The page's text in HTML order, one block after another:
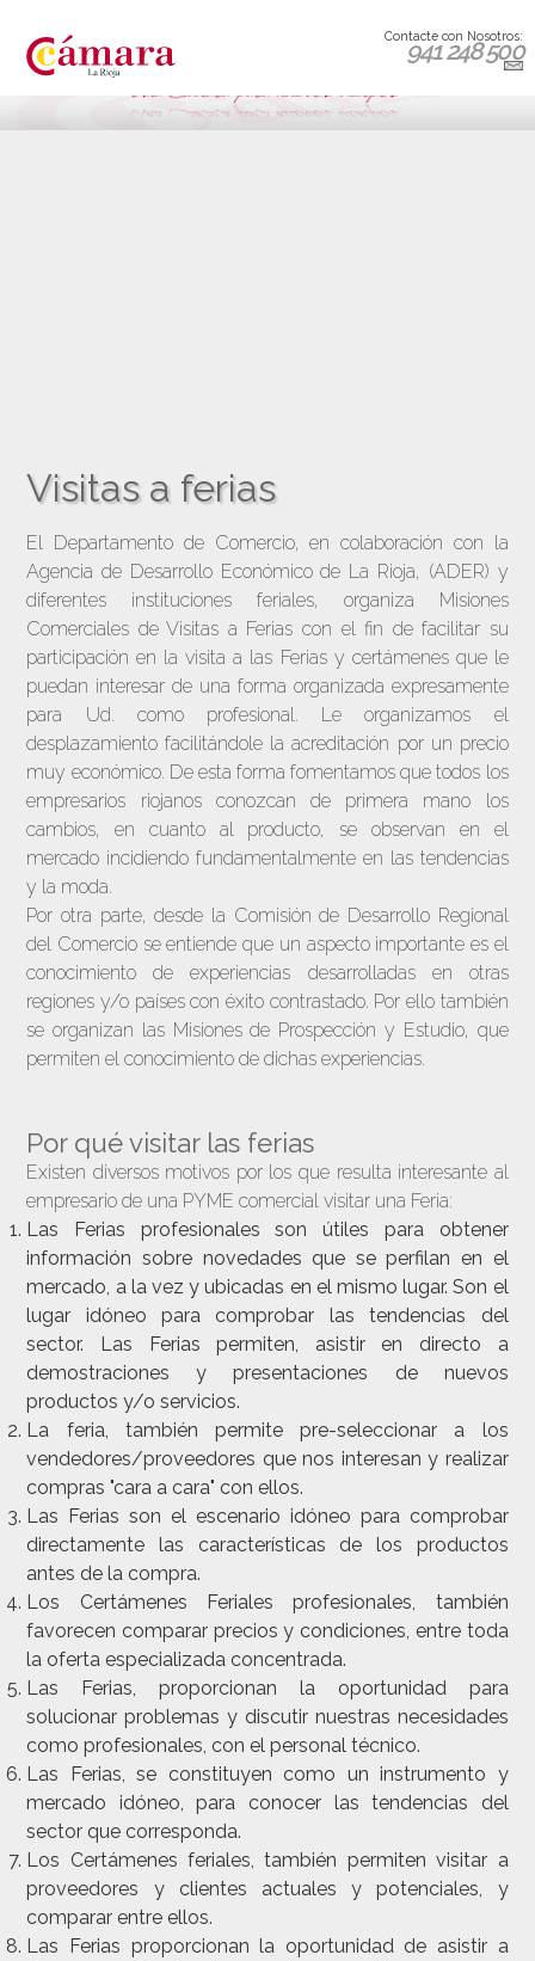
Contacte con Nosotros:
941 248 500
Visitas a ferias
El Departamento de Comercio, en colaboración con la
Agencia de Desarrollo Económico de La Rioja, (ADER) y
diferentes instituciones feriales, organiza Misiones
Comerciales de Visitas a Ferias con el fin de facilitar su
participación en la visita a las Ferias y certámenes que le
puedan interesar de una forma organizada expresamente
para Ud. como profesional. Le organizamos el
desplazamiento facilitándole la acreditación por un precio
muy económico. De esta forma fomentamos que todos los
empresarios riojanos conozcan de primera mano los
cambios, en cuanto al producto, se observan en el
mercado incidiendo fundamentalmente en las tendencias
y la moda.
Por otra parte, desde la Comisión de Desarrollo Regional
del Comercio se entiende que un aspecto importante es el
conocimiento de experiencias desarrolladas en otras
regiones y/o países con éxito contrastado. Por ello también
se organizan las Misiones de Prospección y Estudio, que
permiten el conocimiento de dichas experiencias.
Por qué visitar las ferias
Existen diversos motivos por los que resulta interesante al
empresario de una PYME comercial visitar una Feria:
Las Ferias profesionales son útiles para obtener
información sobre novedades que se perfilan en el
mercado, a la vez y ubicadas en el mismo lugar. Son el
lugar idóneo para comprobar las tendencias del
sector. Las Ferias permiten, asistir en directo a
demostraciones y presentaciones de nuevos
productos y/o servicios.
La feria, también permite pre-seleccionar a los
vendedores/proveedores que nos interesan y realizar
compras "cara a cara" con ellos.
Las Ferias son el escenario idóneo para comprobar
directamente las características de los productos
antes de la compra.
Los Certámenes Feriales profesionales, también
favorecen comparar precios y condiciones, entre toda
la oferta especializada concentrada.
Las Ferias, proporcionan la oportunidad para
solucionar problemas y discutir nuestras necesidades
como profesionales, con el personal técnico.
Las Ferias, se constituyen como un instrumento y
mercado idóneo, para conocer las tendencias del
sector que corresponda.
Los Certámenes feriales, también permiten visitar a
proveedores y clientes actuales y potenciales, y
comparar entre ellos.
Las Ferias proporcionan la oportunidad de asistir a